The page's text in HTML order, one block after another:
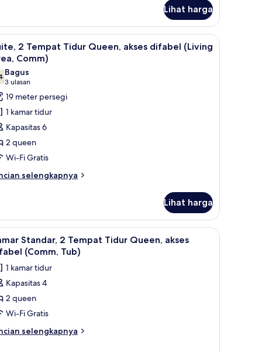
Lihat harga
dan tempat tidur bayi gratis Brankas, meja kerja, setrika/meja setrika,
5
2 Tempat Tidur Queen, akses difabel (Living
Comm)
dari 10
Bagus
3 ulasan
(3
ulasan)
19 meter persegi
1 kamar tidur
Kapasitas 6
2 queen
Wi-Fi Gratis
selengkapnya
Lihat harga
dan tempat tidur bayi gratis Brankas, meja kerja, setrika/meja setrika,
4
Standar, 2 Tempat Tidur Queen, akses
(Comm, Tub)
1 kamar tidur
Kapasitas 4
2 queen
Wi-Fi Gratis
selengkapnya